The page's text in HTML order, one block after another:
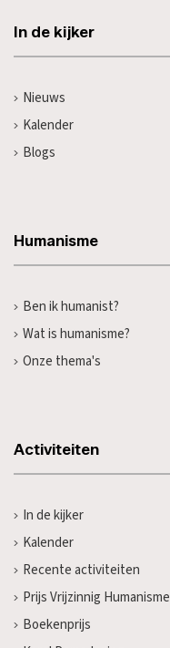
In de kijker
Nieuws
Kalender
Blogs
Humanisme
Ben ik humanist?
Wat is humanisme?
Onze thema's
Activiteiten
In de kijker
Kalender
Recente activiteiten
Prijs Vrijzinnig Humanisme
Boekenprijs